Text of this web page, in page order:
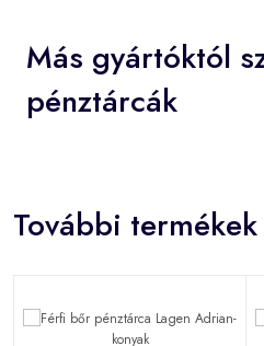
Más gyártóktól
pénztárcák
További